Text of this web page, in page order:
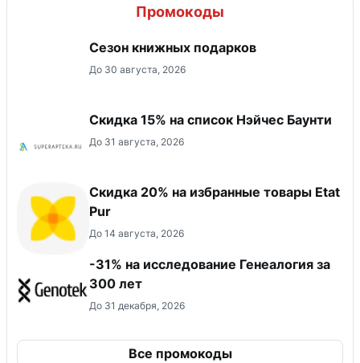
Промокоды
Сезон книжных подарков
До 30 августа, 2026
Скидка 15% на список Нэйчес Баунти
До 31 августа, 2026
Скидка 20% на избранные товары Etat
Pur
До 14 августа, 2026
-31% на исследование Генеалогия за
300 лет
До 31 декабря, 2026
Все промокоды